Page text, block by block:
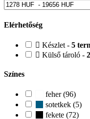
Elérhetőség
Készlet - 5
Külső tároló -
Színes
feher (96)
sotetkek (5)
fekete (72)